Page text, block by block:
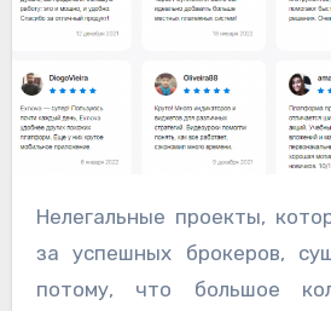
Нелегальные проекты, которые выдают себя
за успешных брокеров,
потому, что большое